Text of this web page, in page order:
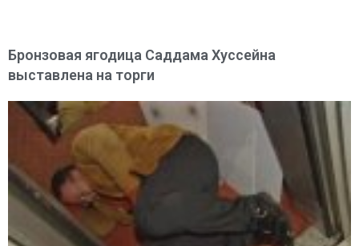
Бронзовая ягодица Саддама Хуссейна
выставлена на торги